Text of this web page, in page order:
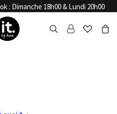
: Dimanche 18h00 & Lundi 20h00
4